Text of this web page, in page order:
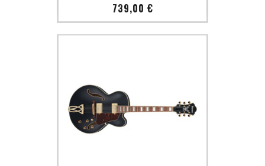
Prix
739,00 €